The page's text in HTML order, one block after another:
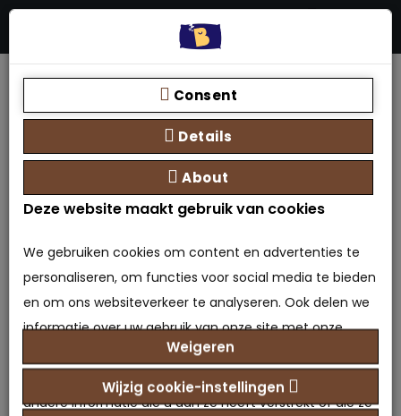
Zoeken
Pocketvering koudschuim XXLConsent
Details
About
Deze website maakt gebruik van cookies
We gebruiken cookies om content en advertenties te
personaliseren, om functies voor social media te bieden
en om ons websiteverkeer te analyseren. Ook delen we
informatie over uw gebruik van onze site met onze
partners voor social media, adverteren en analyse. Deze
partners kunnen deze gegevens combineren met
andere informatie die u aan ze heeft verstrekt of die ze
Weigeren
Wijzig cookie-instellingen